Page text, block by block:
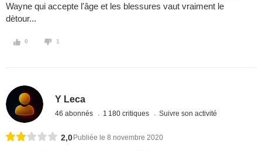
Wayne qui accepte l'âge et les blessures vaut vraiment le
dètour...
0 1
Y Leca
46 abonnés 1 180 critiques Suivre son activité
2,0 Publiée le 8 novembre 2020